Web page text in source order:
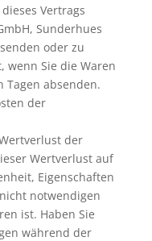
Vertrags
Sunderhues
oder zu
wenn Sie die Waren
Tagen absenden.
der
der
Wertverlust auf
Eigenschaften
notwendigen
ist. Haben Sie
während der